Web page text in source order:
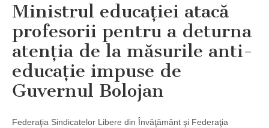
Ministrul educaţiei atacă
profesorii pentru a deturna
atenţia de la măsurile anti-
educaţie impuse de
Guvernul Bolojan
Federaţia Sindicatelor Libere din Învăţământ şi Federaţia